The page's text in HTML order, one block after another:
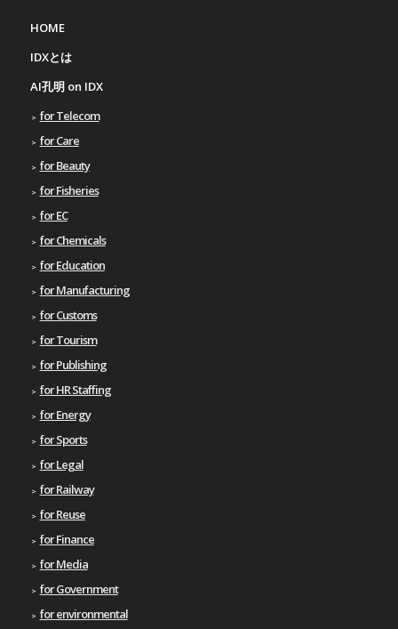
HOME
IDXとは
AI孔明 on IDX
for Telecom
for Care
for Beauty
for Fisheries
for EC
for Chemicals
for Education
for Manufacturing
for Customs
for Tourism
for Publishing
for HR Staffing
for Energy
for Sports
for Legal
for Railway
for Reuse
for Finance
for Media
for Government
for environmental